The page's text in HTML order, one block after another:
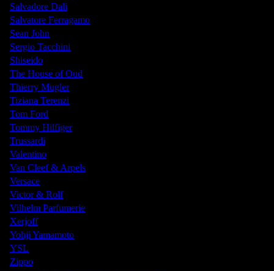
Salvadore Dali
Salvatore Ferragamo
Sean John
Sergio Tacchini
Shiseido
The House of Oud
Thierry Mugler
Tiziana Terenzi
Tom Ford
Tommy Hilfiger
Trussardi
Valentino
Van Cleef & Arpels
Versace
Victor & Rolf
Vilhelm Parfumerie
Xerjoff
Yohji Yamamoto
YSL
Zippo